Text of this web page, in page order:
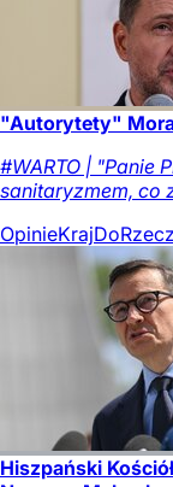
"Autorytety"
#WARTO | "Panie
sanitaryzmem, co
OpinieKraj
Hiszpański